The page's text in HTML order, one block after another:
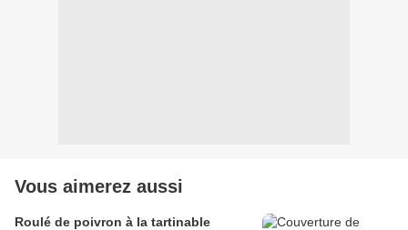
Vous aimerez aussi
Roulé de poivron à la tartinable